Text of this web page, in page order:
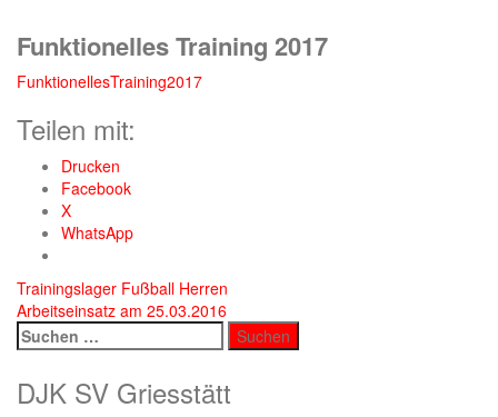
Funktionelles Training 2017
FunktionellesTraining2017
Teilen mit:
Drucken
Facebook
X
WhatsApp
Beitragsnavigation
Trainingslager Fußball Herren
Arbeitseinsatz am 25.03.2016
Suchen
nach:
DJK SV Griesstätt